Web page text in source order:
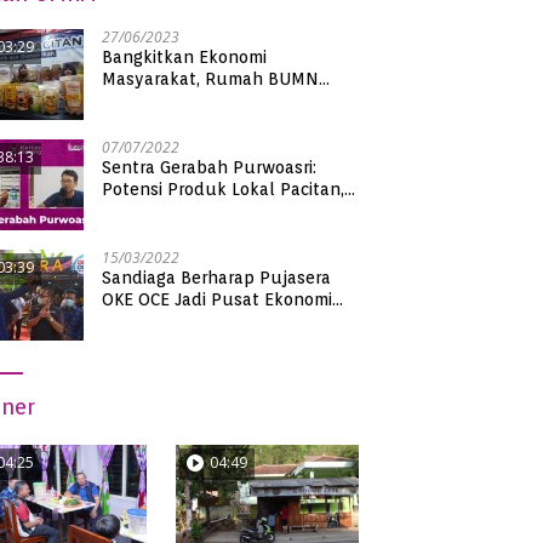
27/06/2023
Bangkitkan Ekonomi
Masyarakat, Rumah BUMN
07/07/2022
Sentra Gerabah Purwoasri:
Potensi Produk Lokal Pacitan,
15/03/2022
Sandiaga Berharap Pujasera
OKE OCE Jadi Pusat Ekonomi
04:49